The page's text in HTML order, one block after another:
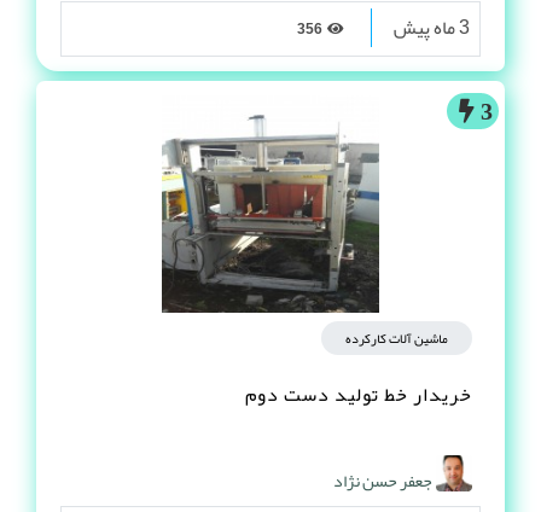
3 ماه پیش
3
ماشین آلات کارکرده
خریدار خط تولید دست دوم
جعفر حسن نژاد